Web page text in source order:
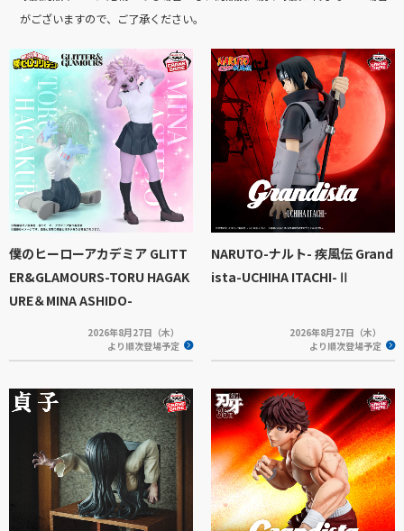
がございますので、ご了承ください。
僕のヒーローアカデミア GLITT
ER&GLAMOURS-TORU HAGAK
URE＆MINA ASHIDO-
2026年8月27日（木）
より順次登場予定
NARUTO-ナルト- 疾風伝 Grand
ista-UCHIHA ITACHI-Ⅱ
2026年8月27日（木）
より順次登場予定